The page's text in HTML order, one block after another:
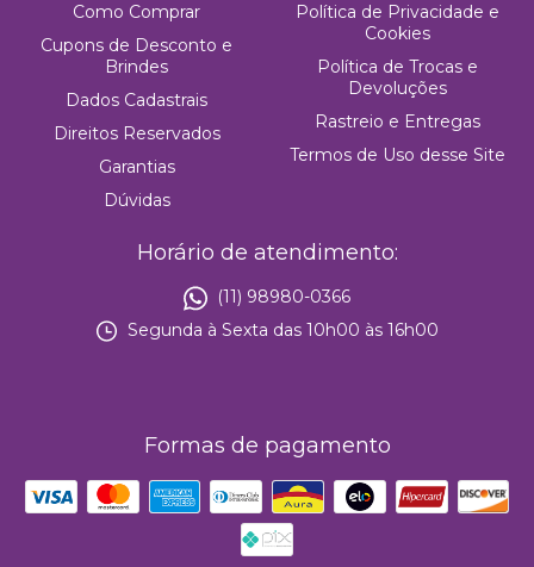
Como Comprar
Cupons de Desconto e
Brindes
Dados Cadastrais
Direitos Reservados
Garantias
Dúvidas
Política de Privacidade e
Cookies
Política de Trocas e
Devoluções
Rastreio e Entregas
Termos de Uso desse Site
Horário de atendimento:
(11) 98980-0366
Segunda à Sexta das 10h00 às 16h00
Formas de pagamento